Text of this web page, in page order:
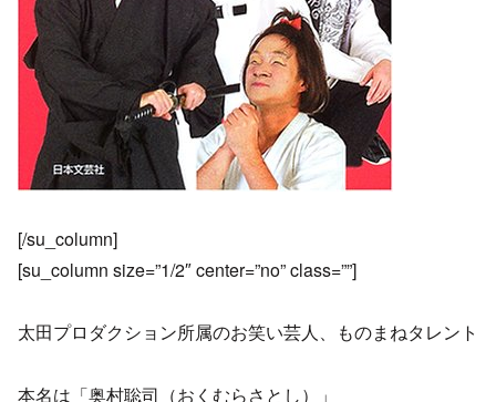
[/su_column]
[su_column size=”1/2″ center=”no” class=””]
太田プロダクション所属のお笑い芸人、ものまねタレント
本名は「奥村聡司（おくむらさとし）」